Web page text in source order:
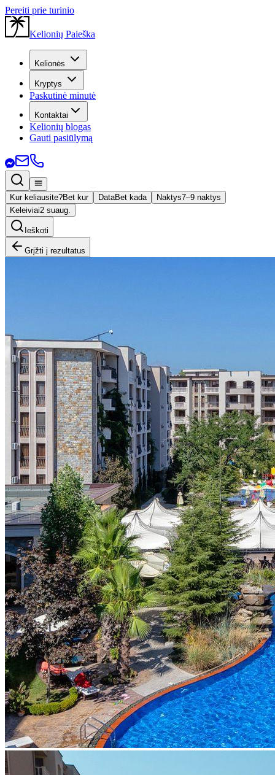
Pereiti prie turinio
Kelionių Paieška
Kelionės
Kryptys
Paskutinė minutė
Kontaktai
Kelionių blogas
Gauti pasiūlymą
Kur keliausite?Bet kur DataBet kada Naktys7–9 naktys
Keleiviai2 suaug.
Ieškoti
Grįžti į rezultatus